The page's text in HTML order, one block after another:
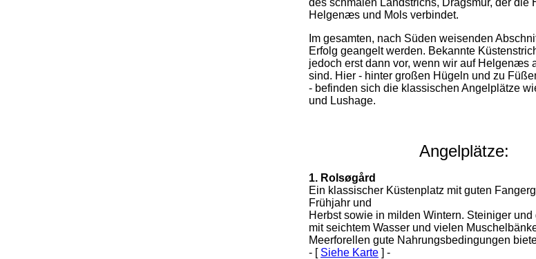
des schmalen Landstrichs, Dragsmur, der die
Helgenæs und Mols verbindet.
Im gesamten, nach Süden weisenden
Erfolg geangelt werden. Bekannte
jedoch erst dann vor, wenn wir auf Helgenæs
sind. Hier - hinter großen Hügeln und zu
- befinden sich die klassischen Angelplätze
und Lushage.
Angelplätze:
1. Rolsøgård
Ein klassischer Küstenplatz mit guten
Frühjahr und
Herbst sowie in milden Wintern. Steiniger und
mit seichtem Wasser und vielen
Meerforellen gute Nahrungsbedingungen
- [ Siehe Karte ] -